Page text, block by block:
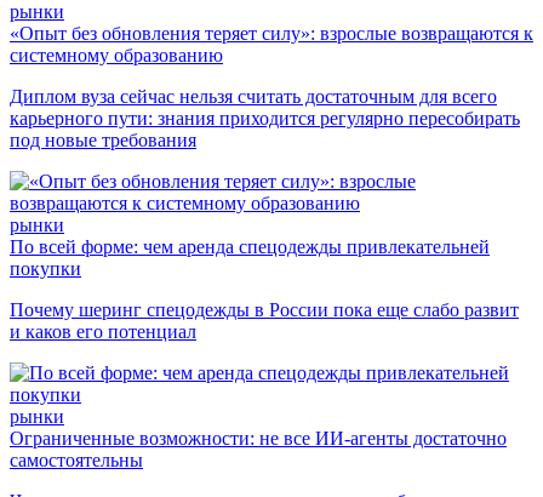
рынки
«Опыт без обновления теряет силу»: взрослые возвращаются к
системному образованию
Диплом вуза сейчас нельзя считать достаточным для всего
карьерного пути: знания приходится регулярно пересобирать
под новые требования
рынки
По всей форме: чем аренда спецодежды привлекательней
покупки
Почему шеринг спецодежды в России пока еще слабо развит
и каков его потенциал
рынки
Ограниченные возможности: не все ИИ-агенты достаточно
самостоятельны